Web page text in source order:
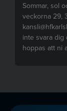
Sommar, sol
veckorna 29,
inte svara
hoppas att ni